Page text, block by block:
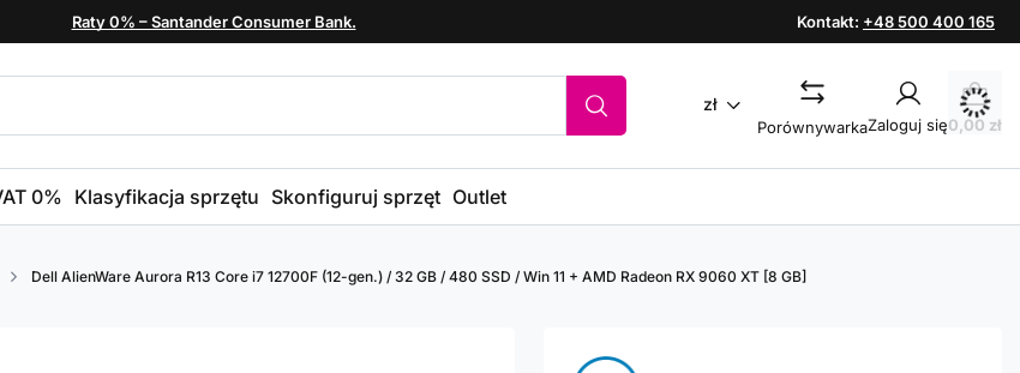
Raty 0% – Santander Consumer Bank. Kontakt: +48 500 400 165
zł
PorównywarkaZaloguj się0,00 zł
0% Klasyfikacja sprzętu Skonfiguruj sprzęt Outlet
Dell AlienWare Aurora R13 Core i7 12700F (12-gen.) / 32 GB / 480 SSD / Win 11 + AMD Radeon RX 9060 XT [8 GB]